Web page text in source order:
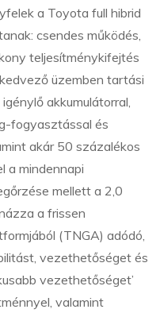
a Toyota full hibrid
csendes működés,
teljesítménykifejtés
üzemben tartási
akkumulátorral,
fogyasztással és
akár 50 százalékos
a mindennapi
mellett a 2,0
a frissen
(TNGA) adódó,
vezethetőséget és
vezethetőséget’
valamint